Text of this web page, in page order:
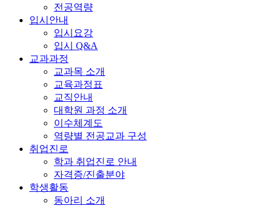
전공역량
입시안내
입시요강
입시 Q&A
교과과정
교과목 소개
교육과정표
교직안내
대학원 과정 소개
이수체계도
역량별 전공교과 구성
취업진로
학과 취업진로 안내
자격증/진출분야
학생활동
동아리 소개